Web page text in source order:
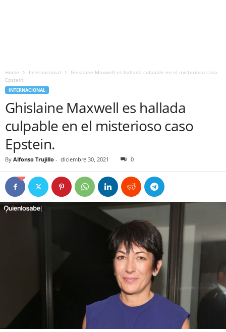
Home Internacional
Ghislaine Maxwell es hallada culpable en el misterioso caso
Epstein.
INTERNACIONAL
Ghislaine Maxwell es hallada
culpable en el misterioso caso
Epstein.
By Alfonso Trujillo - diciembre 30, 2021 0